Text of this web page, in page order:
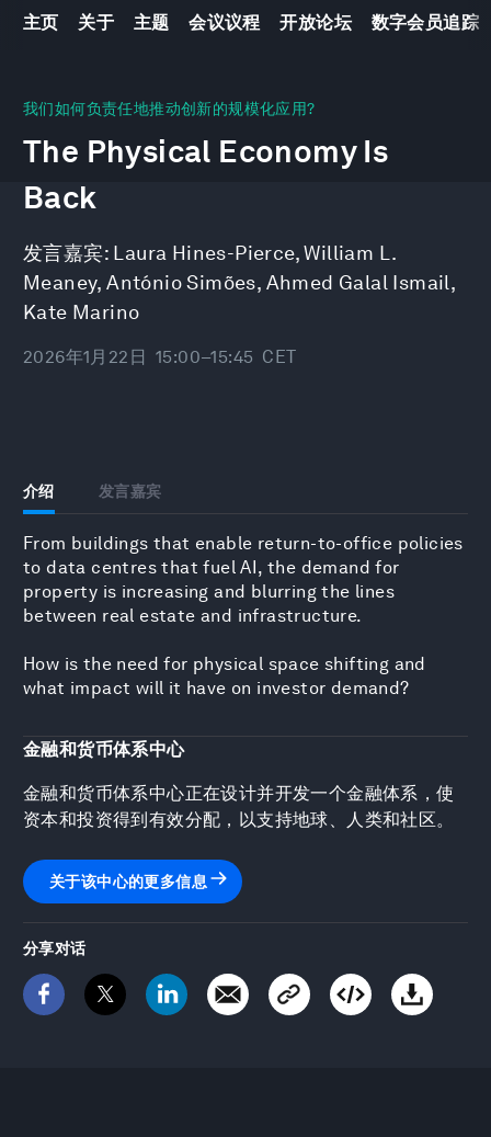
主页 关于 主题 会议议程 开放论坛 数字会员追踪
我们如何负责任地推动创新的规模化应用?
The Physical Economy Is
Back
发言嘉宾: Laura Hines-Pierce,William L.
Meaney,António Simões, Ahmed Galal Ismail,
Kate Marino
2026年1月22日 15:00–15:45 CET
介绍 发言嘉宾
From buildings that enable return-to-office policies
to data centres that fuel AI, the demand for
property is increasing and blurring the lines
between real estate and infrastructure.
How is the need for physical space shifting and
what impact will it have on investor demand?
金融和货币体系中心
金融和货币体系中心正在设计并开发一个金融体系，使
资本和投资得到有效分配，以支持地球、人类和社区。
关于该中心的更多信息
分享对话
seconds
47
minutes,
seconds